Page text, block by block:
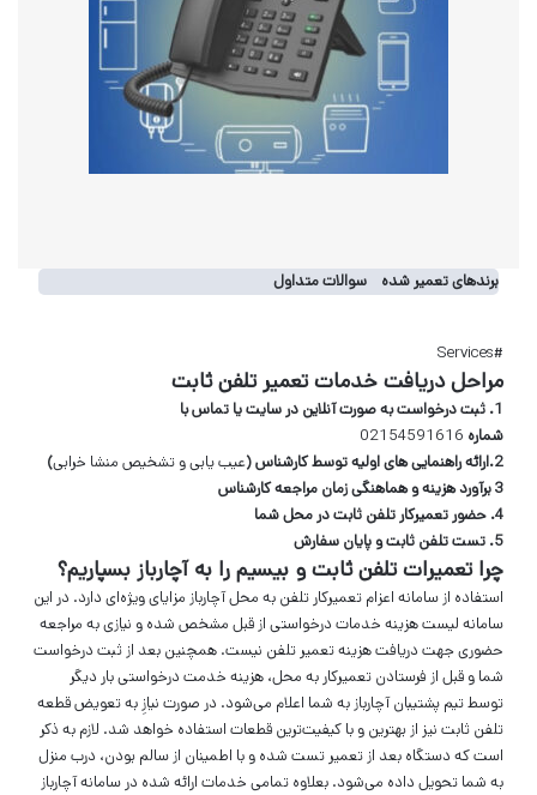
برندهای تعمیر شده سوالات متداول
#Services
مراحل دریافت خدمات تعمیر تلفن ثابت
1. ثبت درخواست به صورت آنلاین در سایت یا تماس با
شماره 02154591616
2.ارائه راهنمایی های اولیه توسط کارشناس (
عیب یابی و تشخیص منشا خرابی)
3 برآورد هزینه و هماهنگی زمان مراجعه کارشناس
4. حضور تعمیرکار تلفن ثابت در محل شما
5. تست تلفن ثابت و پایان سفارش
چرا تعمیرات تلفن ثابت و بیسیم را به آچارباز بسپاریم؟
استفاده از سامانه اعزام تعمیرکار تلفن به محل آچارباز مزایای ویژه‌ای دارد. در این
سامانه لیست هزینه خدمات درخواستی از قبل مشخص شده و نیازی به مراجعه
حضوری جهت دریافت هزینه تعمیر تلفن نیست. همچنین بعد از ثبت درخواست
شما و قبل از فرستادن تعمیرکار به محل، هزینه خدمت درخواستی بار دیگر
توسط تیم پشتیبان آچارباز به شما اعلام می‌شود. در صورت نیازِ به تعویض قطعه
تلفن ثابت نیز از بهترین و با کیفیت‌ترین قطعات استفاده خواهد شد. لازم به ذکر
است که دستگاه بعد از تعمیر تست شده و با اطمینان از سالم بودن، درب منزل
به شما تحویل داده می‌شود. بعلاوه تمامی خدمات ارائه شده در سامانه آچارباز